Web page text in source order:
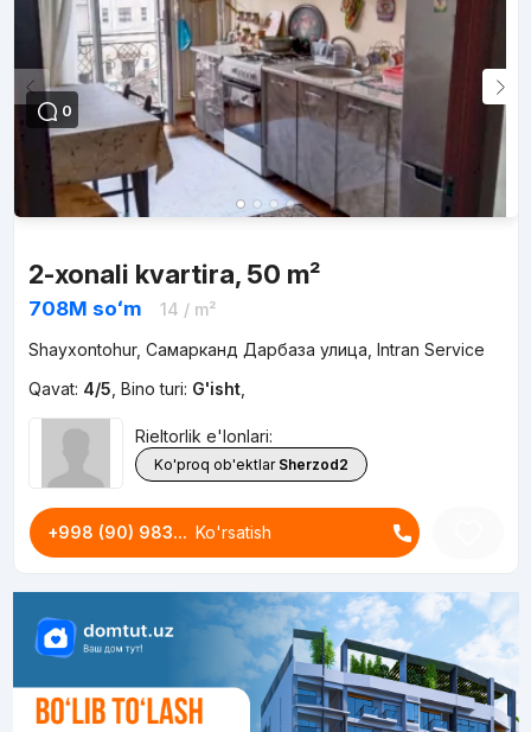
0
2-xonali kvartira, 50 m²
708M soʻm 14 / m²
Shayxontohur, Самарканд Дарбаза улица, Intran Service
Qavat: 4/5 Bino turi: G'isht,
Rieltorlik e'lonlari:
Ko'proq ob'ektlar Sherzod2
+998 (90) 983... Ko'rsatish